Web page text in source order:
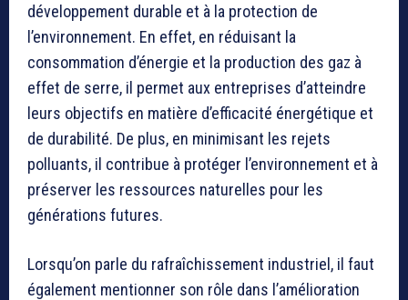
développement durable et à la protection de
l’environnement. En effet, en réduisant la
consommation d’énergie et la production des gaz à
effet de serre, il permet aux entreprises d’atteindre
leurs objectifs en matière d’efficacité énergétique et
de durabilité. De plus, en minimisant les rejets
polluants, il contribue à protéger l’environnement et à
préserver les ressources naturelles pour les
générations futures.
Lorsqu’on parle du rafraîchissement industriel, il faut
également mentionner son rôle dans l’amélioration